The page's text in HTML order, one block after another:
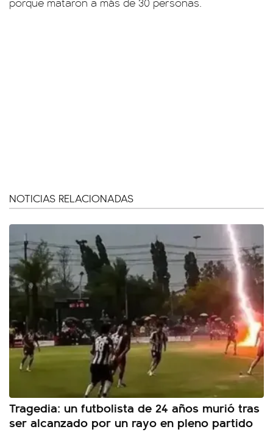
NOTICIAS RELACIONADAS
Tragedia: un futbolista de 24 años murió tras
ser alcanzado por un rayo en pleno partido